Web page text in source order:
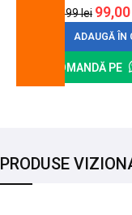
120,99lei 99,00
ADAUGĂ ÎN
COMANDĂ PE
PRODUSE